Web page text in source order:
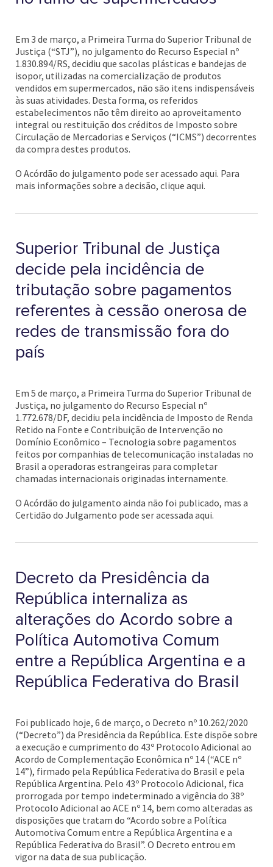
Em 3 de março, a Primeira Turma do Superior Tribunal de
Justiça (“STJ”), no julgamento do Recurso Especial nº
1.830.894/RS, decidiu que sacolas plásticas e bandejas de
isopor, utilizadas na comercialização de produtos
vendidos em supermercados, não são itens indispensáveis
às suas atividades. Desta forma, os referidos
estabelecimentos não têm direito ao aproveitamento
integral ou restituição dos créditos de Imposto sobre
Circulação de Mercadorias e Serviços (“ICMS”) decorrentes
da compra destes produtos.
O Acórdão do julgamento pode ser acessado aqui. Para
mais informações sobre a decisão, clique aqui.
Superior Tribunal de Justiça
decide pela incidência de
tributação sobre pagamentos
referentes à cessão onerosa de
redes de transmissão fora do
país
Em 5 de março, a Primeira Turma do Superior Tribunal de
Justiça, no julgamento do Recurso Especial nº
1.772.678/DF, decidiu pela incidência de Imposto de Renda
Retido na Fonte e Contribuição de Intervenção no
Domínio Econômico – Tecnologia sobre pagamentos
feitos por companhias de telecomunicação instaladas no
Brasil a operadoras estrangeiras para completar
chamadas internacionais originadas internamente.
O Acórdão do julgamento ainda não foi publicado, mas a
Certidão do Julgamento pode ser acessada aqui.
Decreto da Presidência da
República internaliza as
alterações do Acordo sobre a
Política Automotiva Comum
entre a República Argentina e a
República Federativa do Brasil
Foi publicado hoje, 6 de março, o Decreto nº 10.262/2020
(“Decreto”) da Presidência da República. Este dispõe sobre
a execução e cumprimento do 43º Protocolo Adicional ao
Acordo de Complementação Econômica nº 14 (“ACE nº
14”), firmado pela República Federativa do Brasil e pela
República Argentina. Pelo 43º Protocolo Adicional, fica
prorrogada por tempo indeterminado a vigência do 38º
Protocolo Adicional ao ACE nº 14, bem como alteradas as
disposições que tratam do “Acordo sobre a Política
Automotiva Comum entre a República Argentina e a
República Federativa do Brasil”. O Decreto entrou em
vigor na data de sua publicação.